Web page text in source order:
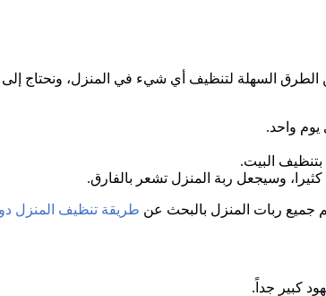
السهلة لتنظيف أي شيء في المنزل، ونحتاج
واحد.
البيت.
وسيجعل ربة المنزل تشعر بالفارق.
جميع ربات المنزل بالبحث عن طريقة تنظيف المنزل
كبير جداً.